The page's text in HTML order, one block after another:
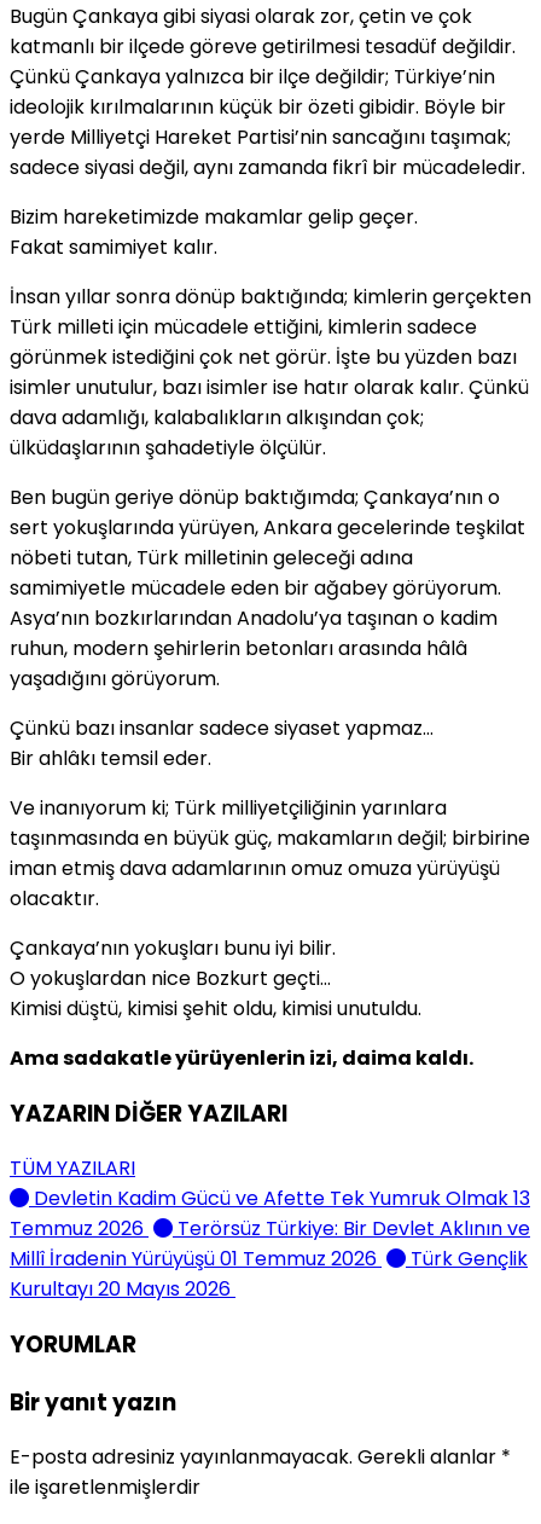
Bugün Çankaya gibi siyasi olarak zor, çetin ve çok
katmanlı bir ilçede göreve getirilmesi tesadüf değildir.
Çünkü Çankaya yalnızca bir ilçe değildir; Türkiye’nin
ideolojik kırılmalarının küçük bir özeti gibidir. Böyle bir
yerde Milliyetçi Hareket Partisi’nin sancağını taşımak;
sadece siyasi değil, aynı zamanda fikrî bir mücadeledir.
Bizim hareketimizde makamlar gelip geçer.
Fakat samimiyet kalır.
İnsan yıllar sonra dönüp baktığında; kimlerin gerçekten
Türk milleti için mücadele ettiğini, kimlerin sadece
görünmek istediğini çok net görür. İşte bu yüzden bazı
isimler unutulur, bazı isimler ise hatır olarak kalır. Çünkü
dava adamlığı, kalabalıkların alkışından çok;
ülküdaşlarının şahadetiyle ölçülür.
Ben bugün geriye dönüp baktığımda; Çankaya’nın o
sert yokuşlarında yürüyen, Ankara gecelerinde teşkilat
nöbeti tutan, Türk milletinin geleceği adına
samimiyetle mücadele eden bir ağabey görüyorum.
Asya’nın bozkırlarından Anadolu’ya taşınan o kadim
ruhun, modern şehirlerin betonları arasında hâlâ
yaşadığını görüyorum.
Çünkü bazı insanlar sadece siyaset yapmaz…
Bir ahlâkı temsil eder.
Ve inanıyorum ki; Türk milliyetçiliğinin yarınlara
taşınmasında en büyük güç, makamların değil; birbirine
iman etmiş dava adamlarının omuz omuza yürüyüşü
olacaktır.
Çankaya’nın yokuşları bunu iyi bilir.
O yokuşlardan nice Bozkurt geçti…
Kimisi düştü, kimisi şehit oldu, kimisi unutuldu.
Ama sadakatle yürüyenlerin izi, daima kaldı.
YAZARIN DİĞER YAZILARI
TÜM YAZILARI
Devletin Kadim Gücü ve Afette Tek Yumruk Olmak13
Temmuz 2026
Terörsüz Türkiye: Bir Devlet Aklının ve
Millî İradenin Yürüyüşü01 Temmuz 2026
Türk Gençlik
Kurultayı20 Mayıs 2026
YORUMLAR
Bir yanıt yazın
E-posta adresiniz yayınlanmayacak. Gerekli alanlar *
ile işaretlenmişlerdir